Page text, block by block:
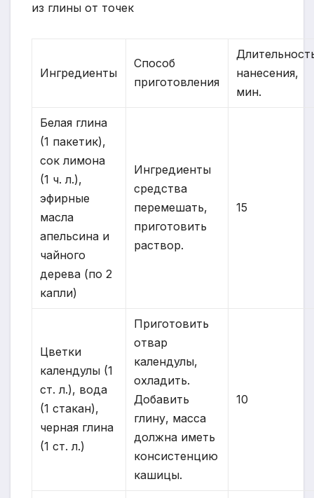
из глины от точек
Ингредиенты
Способ
приготовления
нанесения,
мин.
Белая глина
(1 пакетик),
сок лимона
(1 ч. л.),
эфирные
масла
апельсина и
чайного
дерева (по 2
капли)
Ингредиенты
средства
перемешать,
приготовить
раствор.
15
Цветки
календулы (1
ст. л.), вода
(1 стакан),
черная глина
(1 ст. л.)
Приготовить
отвар
календулы,
охладить.
Добавить
глину, масса
должна иметь
консистенцию
кашицы.
10